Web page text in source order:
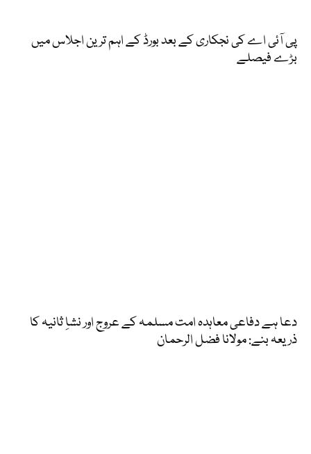
پی آئی اے کی نجکاری کے بعد بورڈ کے اہم ترین اجلاس میں
بڑے فیصلے
دعا ہے دفاعی معاہدہ امت مسلمہ کے عروج اور نشاِ ثانیہ کا
ذریعہ بنے: مولانا فضل الرحمان